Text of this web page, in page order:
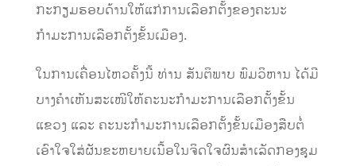
ກະກຽມຮອບດ້ານໃຫ້ແກ່ການເລືອກຕັ້ງຂອງຄະນະ
ກຳມະການເລືອກຕັ້ງຂັ້ນເມືອງ.
ໃນການເຄື່ອນໄຫວຄັ້ງນີ້ ທ່ານ ສັນຕິພາບ ພົມວິຫານ ໄດ້ມີ
ບາງຄໍາເຫັນສະເໜີໃຫ້ຄະນະກຳມະການເລືອກຕັ້ງຂັ້ນ
ແຂວງ ແລະ ຄະນະກຳມະການເລືອກຕັ້ງຂັ້ນເມືອງສືບຕໍ່
ເອົາໃຈໃສ່ຜັນຂະຫຍາຍເນື້ອໃນຈິດໃຈຜົນສໍາເລັດກອງຊຸມ